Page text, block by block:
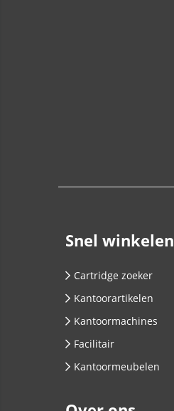
Snel winkelen
Cartridge zoeker
Kantoorartikelen
Kantoormachines
Facilitair
Kantoormeubelen